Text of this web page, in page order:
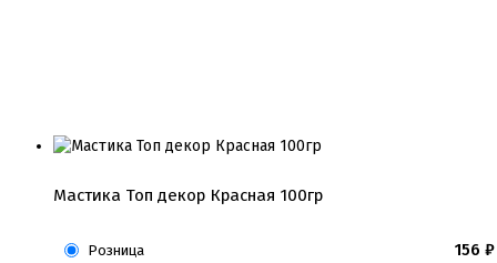
Мастика Топ декор Красная 100гр
Розница 156 ₽